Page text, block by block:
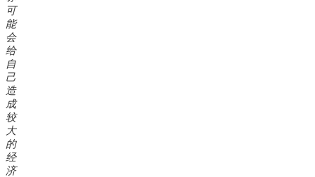
可
能
会
给
自
己
造
成
较
大
的
经
济